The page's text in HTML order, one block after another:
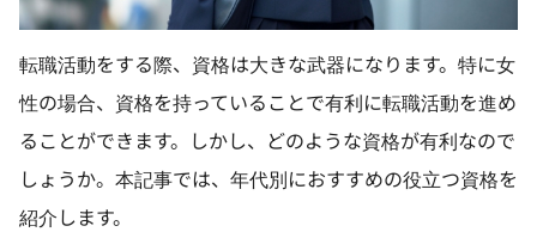
転職活動をする際、資格は大きな武器になります。特に女
性の場合、資格を持っていることで有利に転職活動を進め
ることができます。しかし、どのような資格が有利なので
しょうか。本記事では、年代別におすすめの役立つ資格を
紹介します。